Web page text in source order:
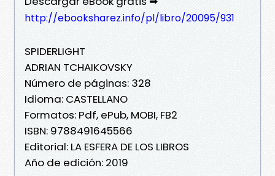
http://ebooksharez.info/pl/libro/20095/931
SPIDERLIGHT
ADRIAN TCHAIKOVSKY
Número de páginas: 328
Idioma: CASTELLANO
Formatos: Pdf, ePub, MOBI, FB2
ISBN: 9788491645566
Editorial: LA ESFERA DE LOS LIBROS
Año de edición: 2019